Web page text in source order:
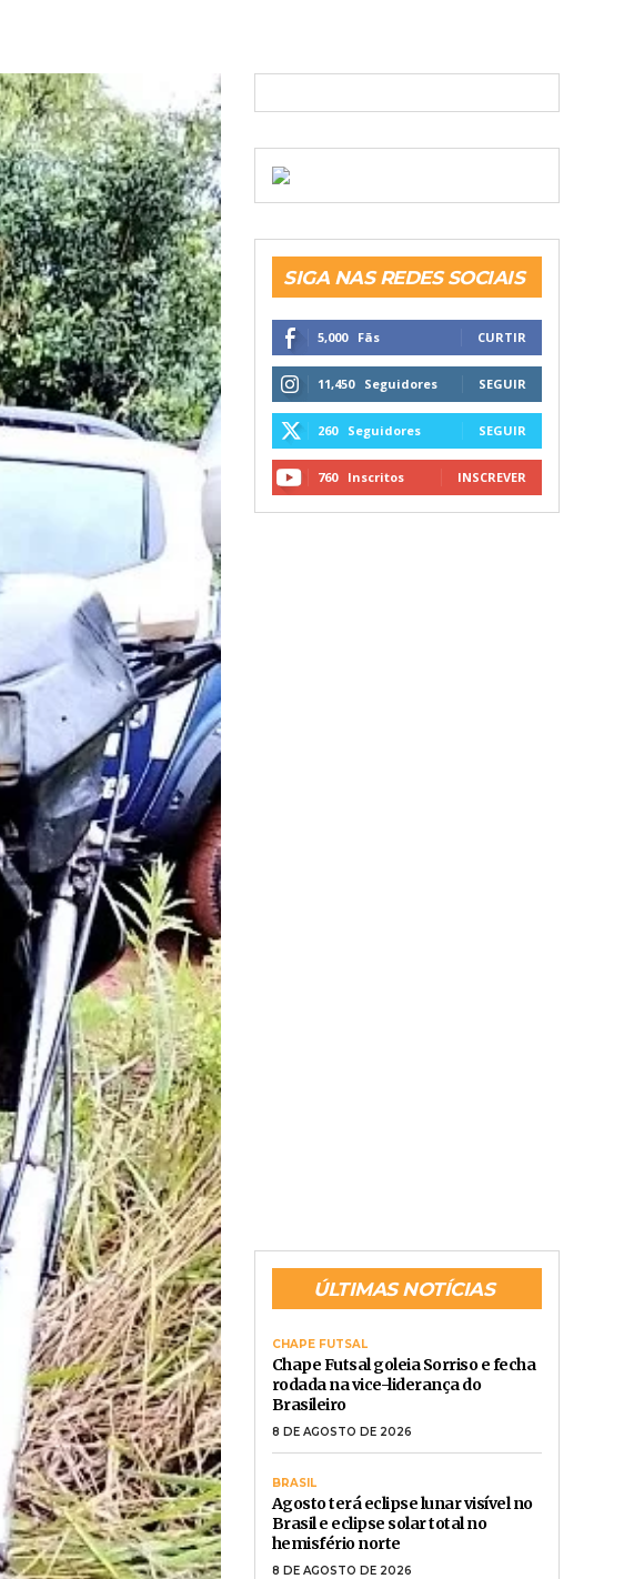
SIGA NAS REDES SOCIAIS
5,000 Fãs CURTIR
11,450 Seguidores SEGUIR
260 Seguidores SEGUIR
760 Inscritos INSCREVER
ÚLTIMAS NOTÍCIAS
CHAPE FUTSAL
Chape Futsal goleia Sorriso e fecha
rodada na vice-liderança do
Brasileiro
8 DE AGOSTO DE 2026
BRASIL
Agosto terá eclipse lunar visível no
Brasil e eclipse solar total no
hemisfério norte
8 DE AGOSTO DE 2026